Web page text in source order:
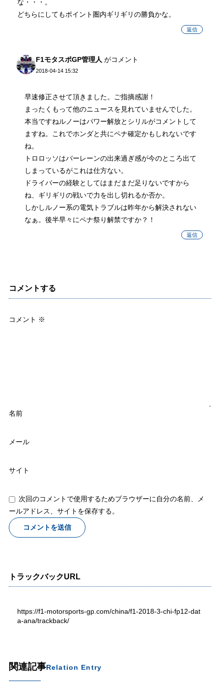
な・・・。
どちらにしてもポイント圏内ギリギリの勝負かな。
返信
F1モタスポGP管理人 がコメント
2018-04-14 15:32
早速修正させて頂きました。ご指摘感謝！
まったくもって他のニュースを見れていませんでした。
本当ですねルノーはパワー解放とシリルがコメントして
ますね。これでホンダと共にペナ確定かもしれないです
ね。
トロロッソはバーレーンの出来過ぎ感が今のところ出て
しまっているがこれは仕方ない。
ドライバーの経験としてはまだまだ足りないですから
ね、ギリギリの戦いで力を出し切れるか否か。
しかしルノー系の電気トラブルは昨年から解決されない
なぁ。後半早々にペナ祭り解禁ですか？！
返信
コメントする
コメント ※
名前
メール
サイト
次回のコメントで使用するためブラウザーに自分の名前、メ
ールアドレス、サイトを保存する。
トラックバックURL
https://f1-motorsports-gp.com/china/f1-2018-3-chi-fp12-dat
a-ana/trackback/
関連記事Relation Entry